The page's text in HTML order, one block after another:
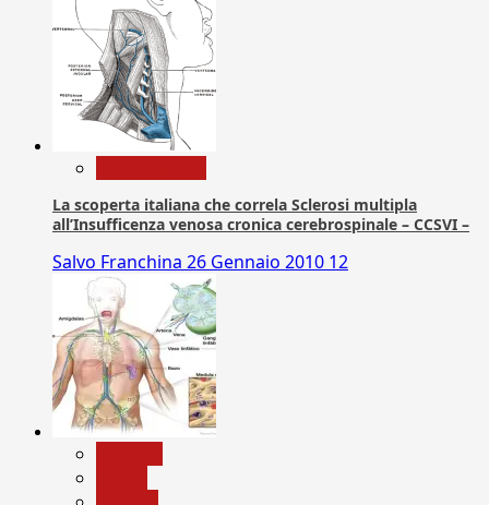
La scoperta italiana che correla Sclerosi multipla
all’Insufficenza venosa cronica cerebrospinale – CCSVI –
Salvo Franchina 26 Gennaio 2010 12